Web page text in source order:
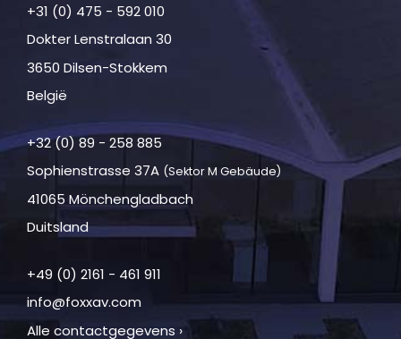
+31 (0) 475 - 592 010
Dokter Lenstralaan 30
3650 Dilsen-Stokkem
België
+32 (0) 89 - 258 885
Sophienstrasse 37A (Sektor M Gebäude)
41065 Mönchengladbach
Duitsland
+49 (0) 2161 - 461 911
info@foxxav.com
Alle contactgegevens ›